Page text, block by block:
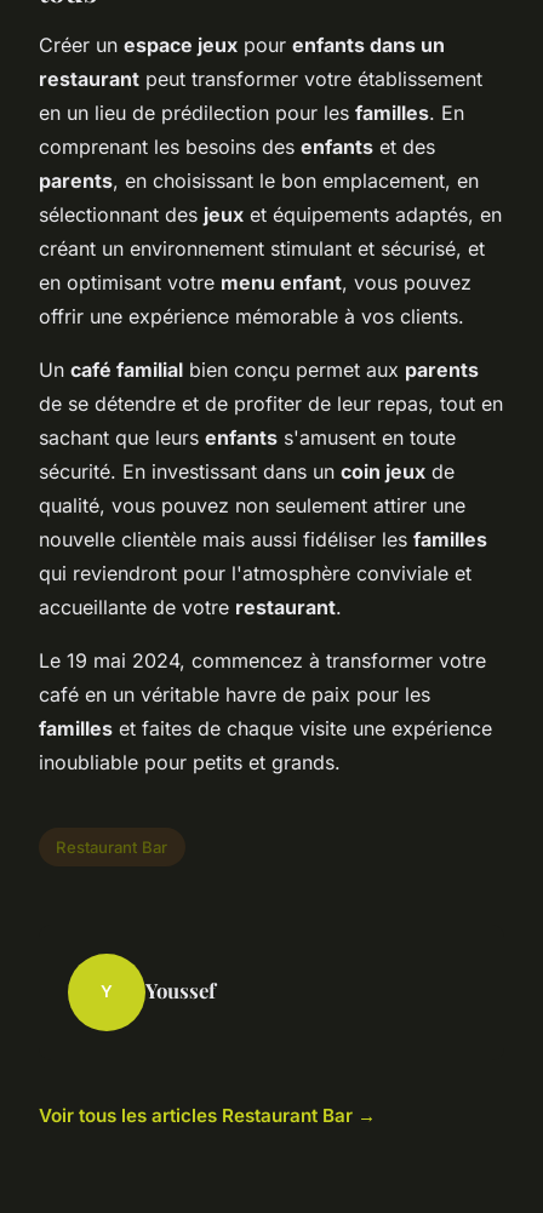
Créer un espace jeux pour enfants dans un
restaurant peut transformer votre établissement
en un lieu de prédilection pour les familles. En
comprenant les besoins des enfants et des
parents, en choisissant le bon emplacement, en
sélectionnant des jeux et équipements adaptés, en
créant un environnement stimulant et sécurisé, et
en optimisant votre menu enfant, vous pouvez
offrir une expérience mémorable à vos clients.
Un café familial bien conçu permet aux parents
de se détendre et de profiter de leur repas, tout en
sachant que leurs enfants s'amusent en toute
sécurité. En investissant dans un coin jeux de
qualité, vous pouvez non seulement attirer une
nouvelle clientèle mais aussi fidéliser les familles
qui reviendront pour l'atmosphère conviviale et
accueillante de votre restaurant.
Le 19 mai 2024, commencez à transformer votre
café en un véritable havre de paix pour les
familles et faites de chaque visite une expérience
inoubliable pour petits et grands.
Restaurant Bar
Y Youssef
Voir tous les articles Restaurant Bar →